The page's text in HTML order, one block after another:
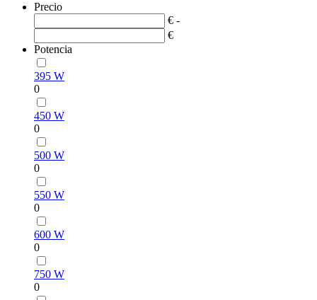
Precio
€ -
€
Potencia
395 W
0
450 W
0
500 W
0
550 W
0
600 W
0
750 W
0